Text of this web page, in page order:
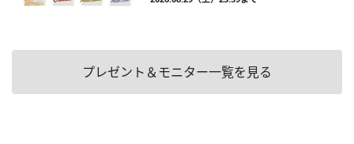
プレゼント＆モニター一覧を見る